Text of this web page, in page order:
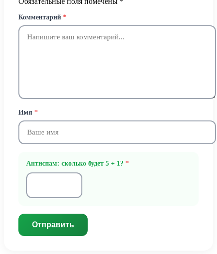
Комментарий *
Имя *
Антиспам: сколько будет 5 + 1? *
Отправить